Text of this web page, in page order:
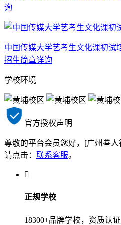
询
中国传媒大学艺考生文化课初试
招生简章详询
学校环境
官方授权声明
尊敬的平台会员您好，[广州叁
请点击： 联系客服。

正规学校
18300+品牌学校，资质认证